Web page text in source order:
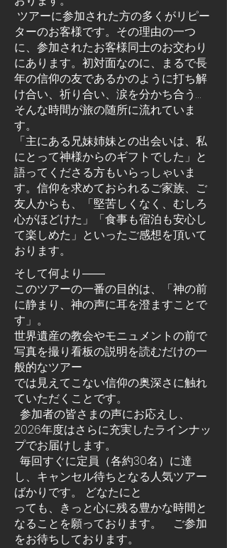
ツアーに参加された方の多くがリピー
ターのお客様です。その理由の一つ
に、参加されたお客様同士のお交わり
にあります。初対面なのに、まるで長
年の信仰の友であるかのように打ち解
け合い、祈り合い、涙を分かち合う…
そんな時間が旅の随所に流れていま
す。
「主にある兄妹姉妹との出会いは、私
にとって神様からのギフトでした」と
語ってくださる方もいらっしゃいま
す。信仰を求めておられるご家族、ご
友人からも、「堅苦しくなく、むしろ
心がほどけた」「食事も宿泊も安心し
て楽しめた」といったご感想を頂いて
おります。
そして何より――
このツアーの一番の目的は、「神の前
に静まり、神の声に耳を澄ますことで
す」。
世界遺産の教会やモニュメントの前で
写真を撮り看板の説明を読むだけの一
般的なツアー
では見えてこない信仰の奥深さに触れ
ていただくことです。
参加者の皆さまの声にお応えし、
2026年度はさらに充実したラインナッ
プでお届けします。
毎回すぐに定員（各約30名）に達
し、キャンセル待ちとなる人気ツアー
ばかりです。
どなたにと
っても、きっと心に残る豊かな時間と
なることを願っております。 ご参加
をお待ちしております。